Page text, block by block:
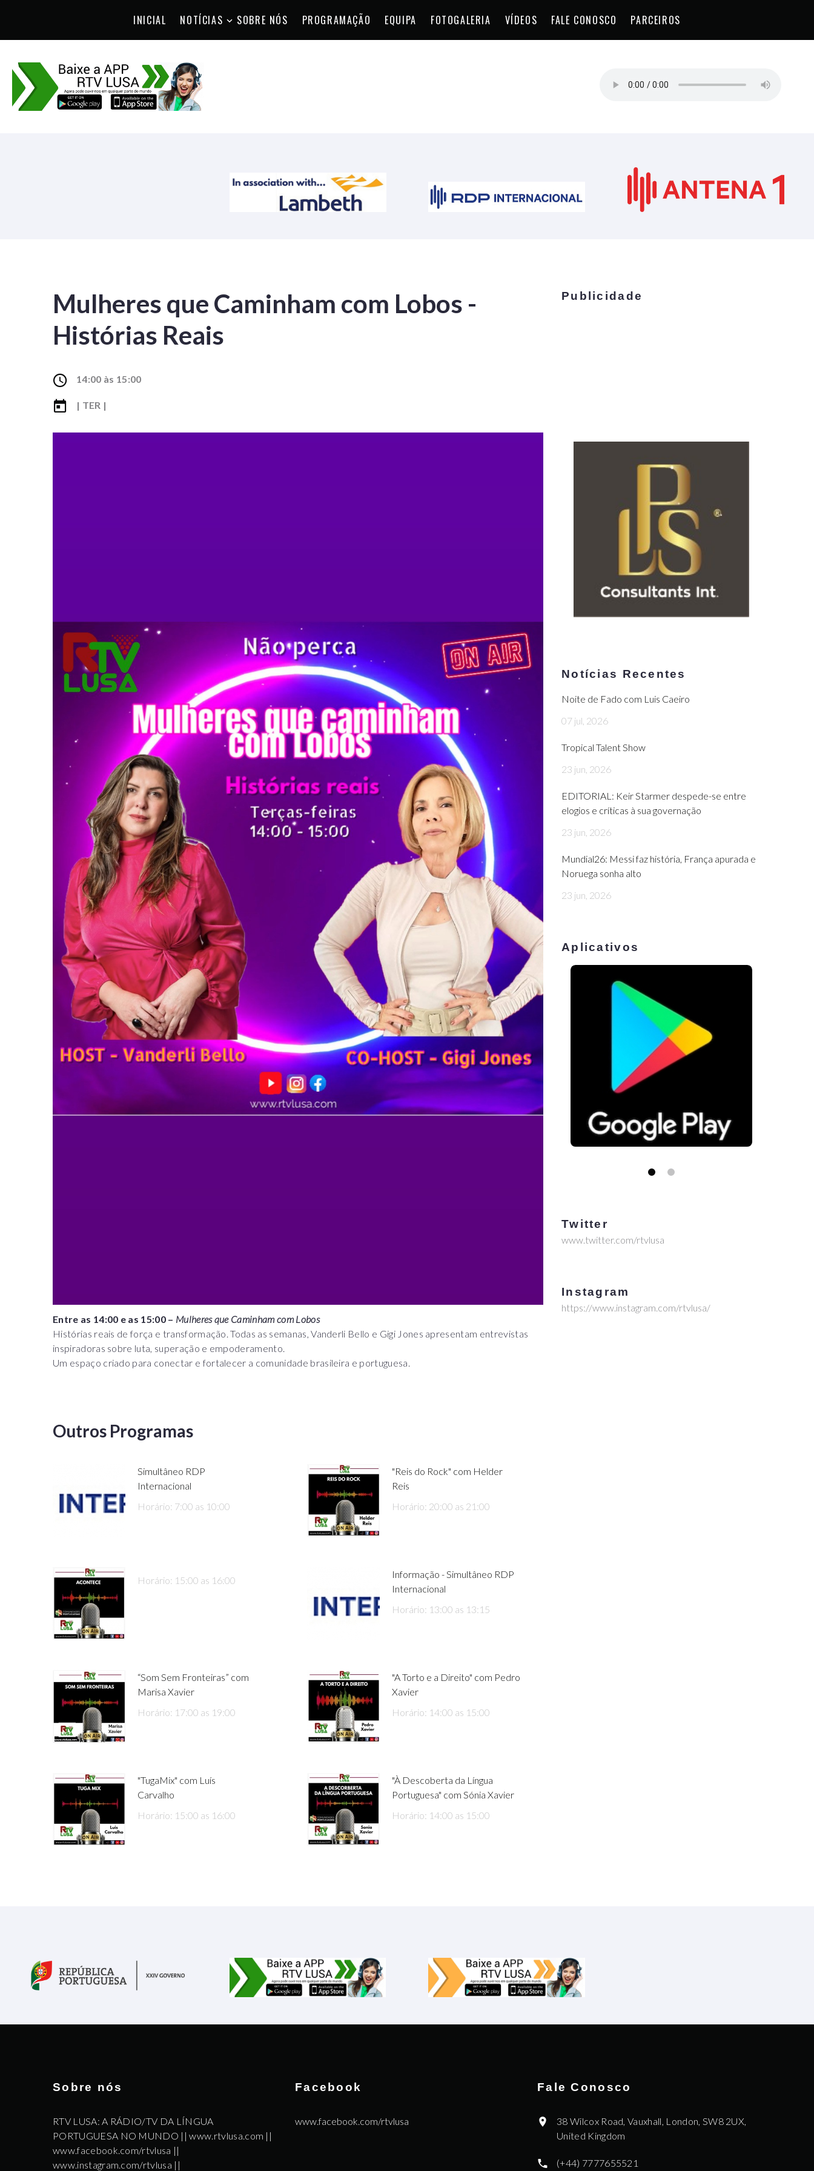
INICIAL NOTÍCIAS SOBRE NÓS PROGRAMAÇÃO EQUIPA FOTOGALERIA VÍDEOS FALE CONOSCO PARCEIROS
Mulheres que Caminham com Lobos -
Histórias Reais
14:00 às 15:00
| TER |
Entre as 14:00 e as 15:00 – Mulheres que Caminham com Lobos
Histórias reais de força e transformação. Todas as semanas, Vanderli Bello e Gigi Jones apresentam entrevistas
inspiradoras sobre luta, superação e empoderamento.
Um espaço criado para conectar e fortalecer a comunidade brasileira e portuguesa.
Outros Programas
Simultâneo RDP
Internacional
Horário: 7:00 as 10:00
"Reis do Rock" com Helder
Reis
Horário: 20:00 as 21:00
Horário: 15:00 as 16:00
Informação - Simultâneo RDP
Internacional
Horário: 13:00 as 13:15
“Som Sem Fronteiras” com
Marisa Xavier
Horário: 17:00 as 19:00
"A Torto e a Direito" com Pedro
Xavier
Horário: 14:00 as 15:00
"TugaMix" com Luís
Carvalho
Horário: 15:00 as 16:00
"À Descoberta da Língua
Portuguesa" com Sónia Xavier
Horário: 14:00 as 15:00
Publicidade
Notícias Recentes
Noite de Fado com Luis Caeiro
07 jul, 2026
Tropical Talent Show
23 jun, 2026
EDITORIAL: Keir Starmer despede-se entre
elogios e críticas à sua governação
23 jun, 2026
Mundial26: Messi faz história, França apurada e
Noruega sonha alto
23 jun, 2026
Aplicativos
Twitter
www.twitter.com/rtvlusa
Instagram
https://www.instagram.com/rtvlusa/
Sobre nós
RTV LUSA: A RÁDIO/TV DA LÍNGUA
PORTUGUESA NO MUNDO || www.rtvlusa.com ||
www.facebook.com/rtvlusa ||
www.instagram.com/rtvlusa ||
Facebook
www.facebook.com/rtvlusa
Fale Conosco
38 Wilcox Road, Vauxhall, London, SW8 2UX,
United Kingdom
(+44) 7777655521